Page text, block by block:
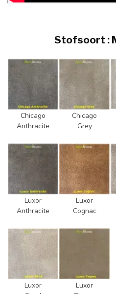
Stofsoort :
Chicago
Anthracite
Chicago
Grey
Luxor
Anthracite
Luxor
Cognac
Luxor
Luxor